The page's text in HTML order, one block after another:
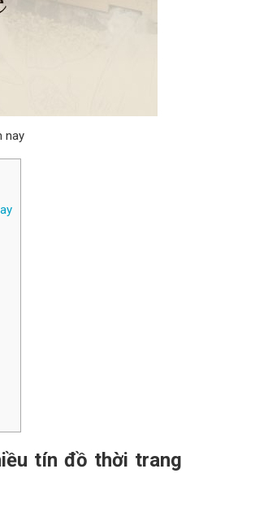
nay
tín đồ thời trang